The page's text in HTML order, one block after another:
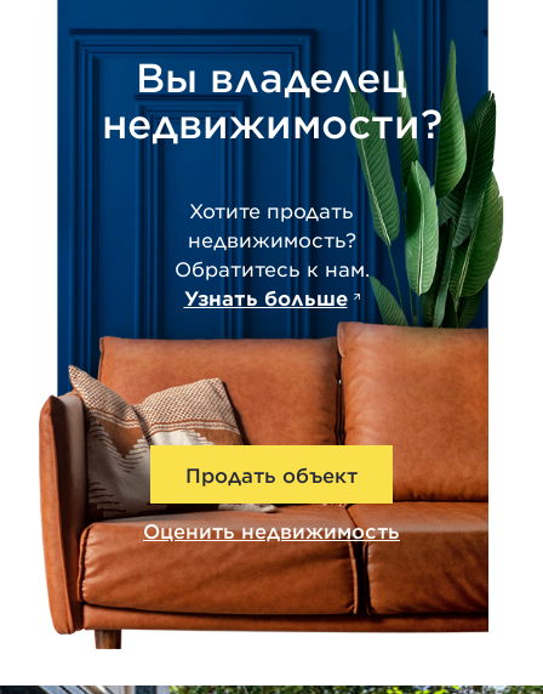
Вы владелец
недвижимости?
Хотите продать
недвижимость?
Обратитесь к нам.
Узнать больше
Продать объект
Оценить недвижимость